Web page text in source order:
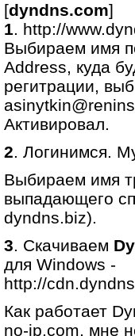
[dyndns.com]
1. http://
Выбираем имя
Address, куда
регитрации,
Активировал.
2. Логинимся.
Выбираем имя
выпадающего
dyndns.biz).
3. Скачиваем
для Windows -
http://
Как работает
no-ip.com, мне